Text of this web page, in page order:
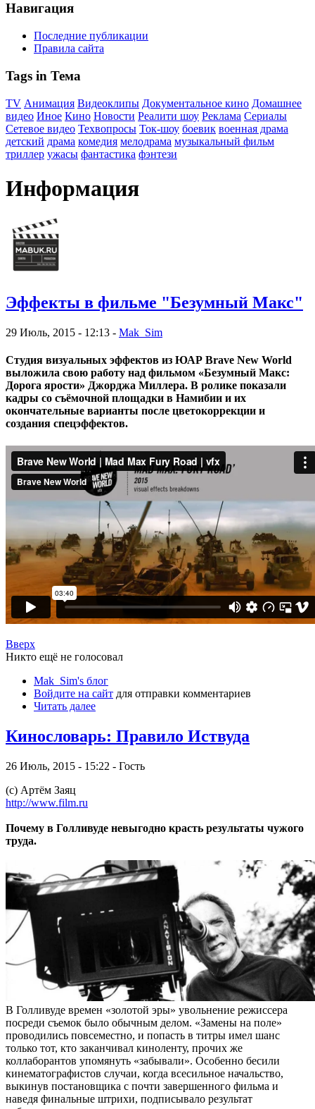
Навигация
Последние публикации
Правила сайта
Tags in Тема
TV Анимация Видеоклипы Документальное кино Домашнее
видео Иное Кино Новости Реалити шоу Реклама Сериалы
Сетевое видео Техвопросы Ток-шоу боевик военная драма
детский драма комедия мелодрама музыкальный фильм
триллер ужасы фантастика фэнтези
Информация
Эффекты в фильме "Безумный Макс"
29 Июль, 2015 - 12:13 - Mak_Sim
Студия визуальных эффектов из ЮАР Brave New World
выложила свою работу над фильмом «Безумный Макс:
Дорога ярости» Джорджа Миллера. В ролике показали
кадры со съёмочной площадки в Намибии и их
окончательные варианты после цветокоррекции и
создания спецэффектов.
Вверх
Никто ещё не голосовал
Mak_Sim's блог
Войдите на сайт для отправки комментариев
Читать далее
Кинословарь: Правило Иствуда
26 Июль, 2015 - 15:22 - Гость
(с) Артём Заяц
http://www.film.ru
Почему в Голливуде невыгодно красть результаты чужого
труда.
В Голливуде времен «золотой эры» увольнение режиссера
посреди съемок было обычным делом. «Замены на поле»
проводились повсеместно, и попасть в титры имел шанс
только тот, кто заканчивал киноленту, прочих же
коллаборантов упомянуть «забывали». Особенно бесили
кинематографистов случаи, когда всесильное начальство,
выкинув постановщика с почти завершенного фильма и
наведя финальные штрихи, подписывало результат